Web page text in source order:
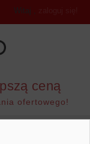
ceną
ofertowego!
Witaj ,